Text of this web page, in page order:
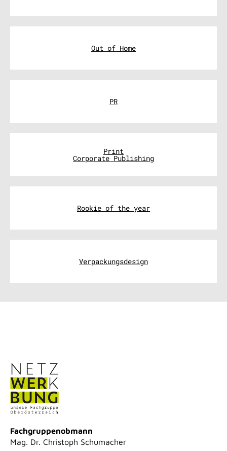
Out of Home
PR
Print
Corporate Publishing
Rookie of the year
Verpackungsdesign
Fachgruppenobmann
Mag. Dr. Christoph Schumacher